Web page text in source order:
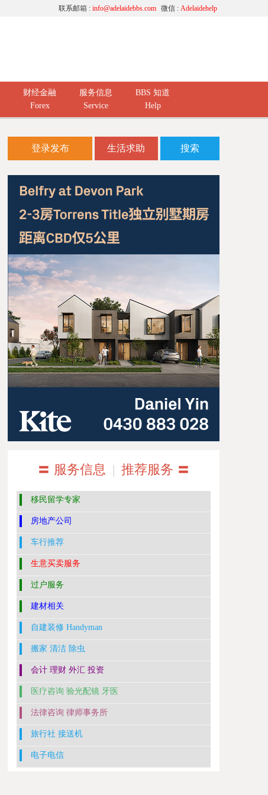
微信 : Adelaidehelp
联系邮箱 : info@adelaidebbs.com
财经金融
Forex
服务信息
Service
BBS 知道
Help
登录发布 生活求助 搜索
〓 服务信息 | 推荐服务 〓
移民留学专家
房地产公司
车行推荐
生意买卖服务
过户服务
建材相关
自建装修 Handyman
搬家 清洁 除虫
会计 理财 外汇 投资
医疗咨询 验光配镜 牙医
法律咨询 律师事务所
旅行社 接送机
电子电信